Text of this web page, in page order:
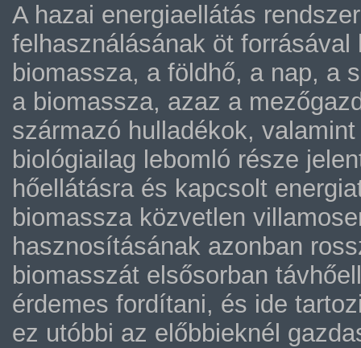
A hazai energiaellátás
felhasználásának öt
biomassza, a földhő, a nap, a
a biomassza, azaz a
származó hulladékok,
biológiailag lebomló része
hőellátásra és kapcsolt
biomassza közvetlen
hasznosításának azonban
biomasszát elsősorban
érdemes fordítani, és ide
ez utóbbi az előbbieknél